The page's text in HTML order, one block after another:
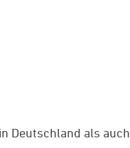
Deutschland als auch